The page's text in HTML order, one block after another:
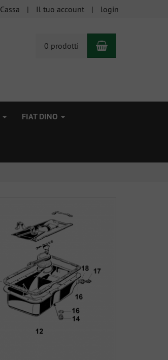
Cassa Il tuo account login
0 prodotti Carrello
FIAT DINO